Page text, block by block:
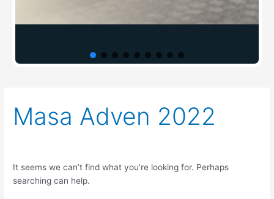
Masa Adven 2022
It seems we can’t find what you’re looking for. Perhaps
searching can help.
for: